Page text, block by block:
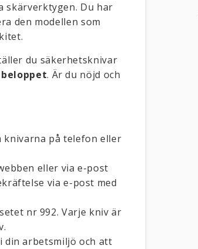
skärverktygen. Du har
den modellen som
du säkerhetsknivar
. Är du nöjd och
knivarna på telefon eller
eller via e-post
via e-post med
nr 992. Varje kniv är
din arbetsmiljö och att